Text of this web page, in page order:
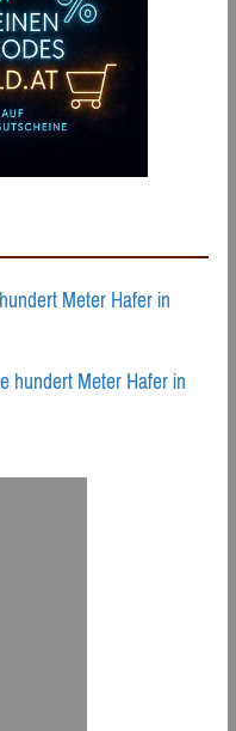
Meter Hafer in
hundert Meter Hafer in